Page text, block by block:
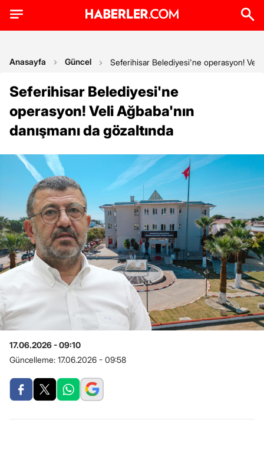
Anasayfa Güncel Seferihisar Belediyesi'ne operasyon! Veli
Seferihisar Belediyesi'ne
operasyon! Veli Ağbaba'nın
danışmanı da gözaltında
17.06.2026 - 09:10
Güncelleme: 17.06.2026 - 09:58